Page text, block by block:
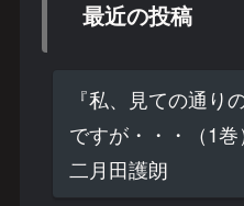
最近の投稿
『私、見ての通り
ですが・・・（1
二月田護朗